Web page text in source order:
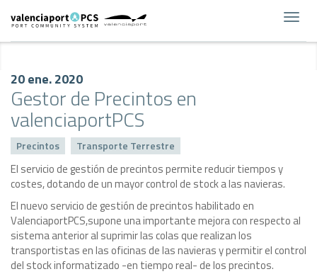
20 ene. 2020
Gestor de Precintos en
valenciaportPCS
Precintos Transporte Terrestre
El servicio de gestión de precintos permite reducir tiempos y
costes, dotando de un mayor control de stock a las navieras.
El nuevo servicio de gestión de precintos habilitado en
ValenciaportPCS,supone una importante mejora con respecto al
sistema anterior al suprimir las colas que realizan los
transportistas en las oficinas de las navieras y permitir el control
del stock informatizado -en tiempo real- de los precintos.